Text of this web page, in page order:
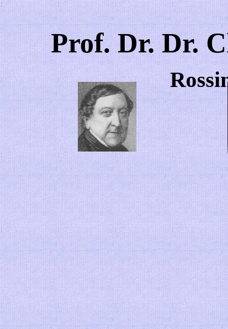
Prof. Dr. Dr.